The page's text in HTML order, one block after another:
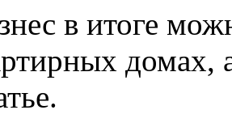
в итоге
домах,